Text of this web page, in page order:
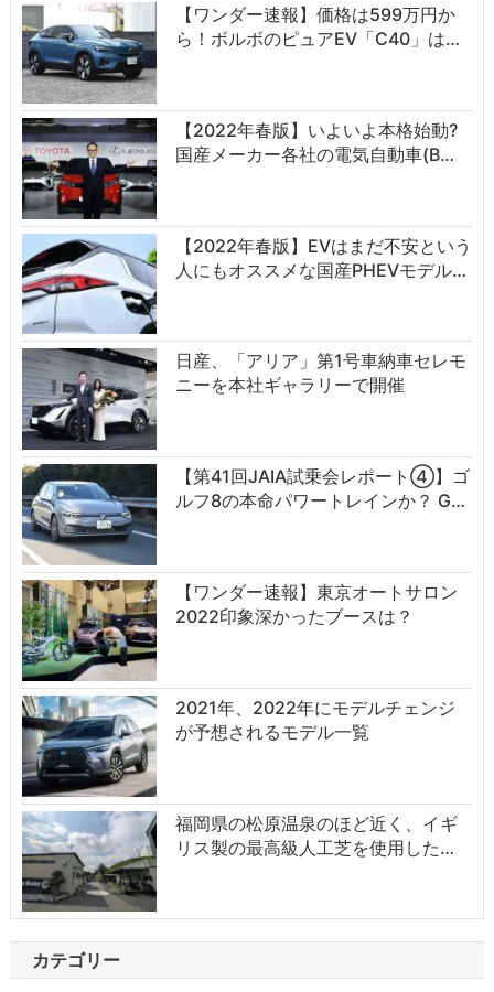
【ワンダー速報】価格は599万円か
ら！ボルボのピュアEV「C40」は…
【2022年春版】いよいよ本格始動?
国産メーカー各社の電気自動車(B…
【2022年春版】EVはまだ不安という
人にもオススメな国産PHEVモデル…
日産、「アリア」第1号車納車セレモ
ニーを本社ギャラリーで開催
【第41回JAIA試乗会レポート④】ゴ
ルフ8の本命パワートレインか？ G…
【ワンダー速報】東京オートサロン
2022印象深かったブースは？
2021年、2022年にモデルチェンジ
が予想されるモデル一覧
福岡県の松原温泉のほど近く、イギ
リス製の最高級人工芝を使用した…
カテゴリー